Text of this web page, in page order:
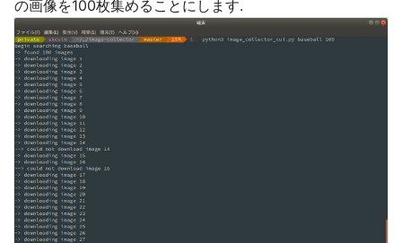
の画像を100枚集めることにします.